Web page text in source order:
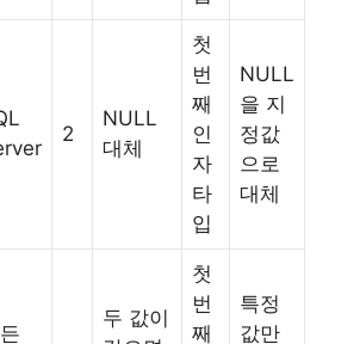
2
NULL
대체
첫
번
째
인
자
타
입
NULL
을 지
정값
으로
대체
두 값이
첫
번
째
특정
값만